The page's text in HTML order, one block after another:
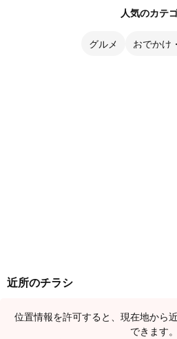
人気のカテ
グルメ おでかけ
近所のチラシ
位置情報を許可すると、現在地から
できます。